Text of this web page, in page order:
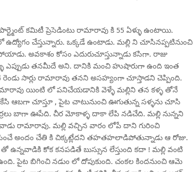
కమిటీ ప్రెసెడింటు రామారావు కి 55 ఏళ్ళు ఉంటాయి.
చేస్తున్నారు. ఒక్కడే ఉంటాడు. మల్లి ని చూసినప్పటినుంచి
అవకాశం కోసం ఎదురుచూస్తున్నాడు కసిగా. రాజు
ఎప్పుడు తనమీదే అని. దానికి మంచి హుషారుగా ఉంది ఇంత
రెండు సార్లు రామారావు తనని అసహ్యంగా చూస్తాడని చెప్పింది.
యింటి లో పనిచేయడానికి వెళ్ళే మల్లిని తన కళ్ళ తోనే
ఆబగా చూస్తూ , పైట చాటునుంచి ఊగుతున్న సళ్ళను చూసి
బాగా ఊపేది. చీర మోకాళ్ళ దాకా లేపి నడిచేది. మల్లి నున్నని
రామారావు. మల్లి వచ్చిన వారం లోపే దాని గురించి
అందం చేతి కి చిక్కట్లేదని తహతహలాడిపోతున్నాడు ఆ రోజు.
కోక కనపడితే బుస్సున లేస్తుంది కదా ! మల్లి వంటి
పైట బిగించి నడుం లో దోపుకుంది. చంకల కిందనుంచి ఆమె